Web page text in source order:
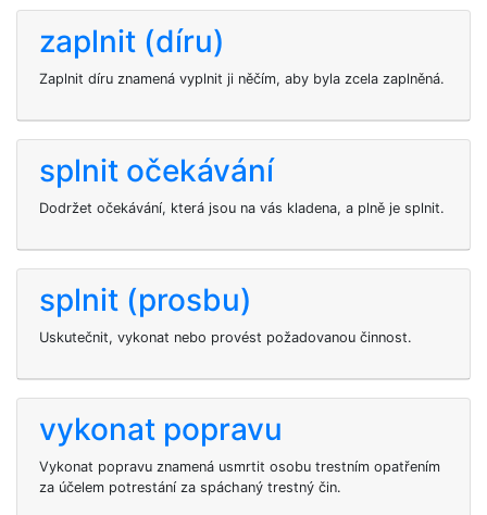
zaplnit (díru)
Zaplnit díru znamená vyplnit ji něčím, aby byla zcela zaplněná.
splnit očekávání
Dodržet očekávání, která jsou na vás kladena, a plně je splnit.
splnit (prosbu)
Uskutečnit, vykonat nebo provést požadovanou činnost.
vykonat popravu
Vykonat popravu znamená usmrtit osobu trestním opatřením
za účelem potrestání za spáchaný trestný čin.